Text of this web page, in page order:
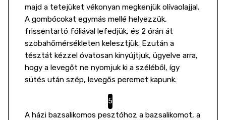
majd a tetejüket vékonyan megkenjük olívaolajjal.
A gombócokat egymás mellé helyezzük,
frissentartó fóliával lefedjük, és 2 órán át
szobahőmérsékleten kelesztjük. Ezután a
tésztát kézzel óvatosan kinyújtjuk, ügyelve arra,
hogy a levegőt ne nyomjuk ki a széléből, így
sütés után szép, levegős peremet kapunk.
A házi bazsalikomos pesztóhoz a bazsalikomot, a